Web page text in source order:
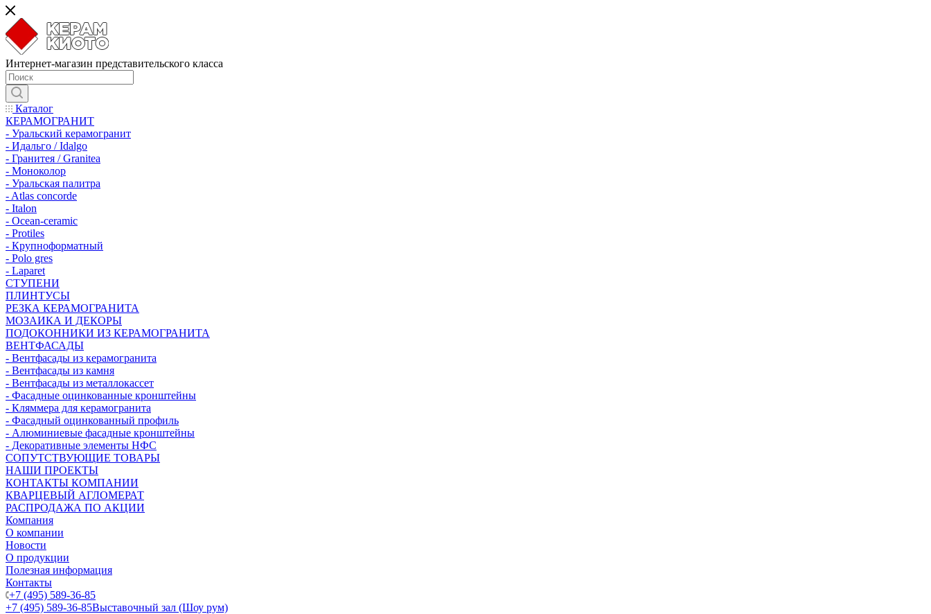
Интернет-магазин представительского класса
Каталог
КЕРАМОГРАНИТ
- Уральский керамогранит
- Идальго / Idalgo
- Гранитея / Granitea
- Моноколор
- Уральская палитра
- Atlas concorde
- Italon
- Ocean-ceramic
- Protiles
- Крупноформатный
- Polo gres
- Laparet
СТУПЕНИ
ПЛИНТУСЫ
РЕЗКА КЕРАМОГРАНИТА
МОЗАИКА И ДЕКОРЫ
ПОДОКОННИКИ ИЗ КЕРАМОГРАНИТА
ВЕНТФАСАДЫ
- Вентфасады из керамогранита
- Вентфасады из камня
- Вентфасады из металлокассет
- Фасадные оцинкованные кронштейны
- Кляммера для керамогранита
- Фасадный оцинкованный профиль
- Алюминиевые фасадные кронштейны
- Декоративные элементы НФС
СОПУТСТВУЮЩИЕ ТОВАРЫ
НАШИ ПРОЕКТЫ
КОНТАКТЫ КОМПАНИИ
КВАРЦЕВЫЙ АГЛОМЕРАТ
РАСПРОДАЖА ПО АКЦИИ
Компания
О компании
Новости
О продукции
Полезная информация
Контакты
+7 (495) 589-36-85
+7 (495) 589-36-85Выставочный зал (Шоу рум)